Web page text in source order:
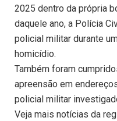
2025 dentro da própria
daquele ano, a Polícia
policial militar durante
homicídio.
Também foram
apreensão em
policial militar
Veja mais notícias da